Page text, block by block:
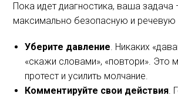
Пока идет диагностика, ваша задача
максимально безопасную и речевую
Уберите давление. Никаких
«скажи словами», «повтори». Это
протест и усилить молчание.
Комментируйте свои действия.